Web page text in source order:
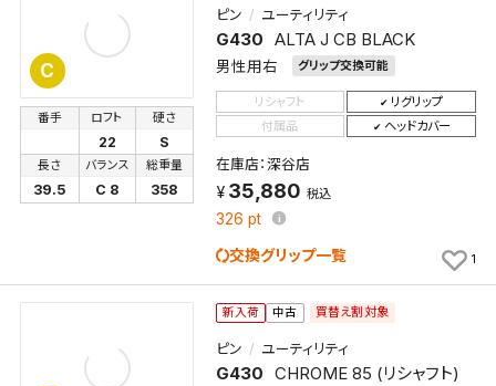
C
ピン ユーティリティ
G430 ALTA J CB BLACK
男性用右 グリップ交換可能
番手 ロフト
22
硬さ
S
長さ
39.5
バランス
C 8
総重量
358
リシャフト
リグリップ
付属品
ヘッドカバー
在庫店：深谷店
35,880 税込
326 pt
交換グリップ一覧 1
新入荷 中古 買替え割対象
ピン ユーティリティ
G430 CHROME 85 (リシャフト)